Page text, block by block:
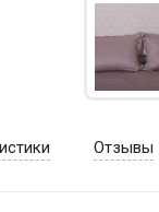
Отзывы